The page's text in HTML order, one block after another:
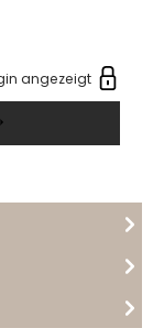
angezeigt